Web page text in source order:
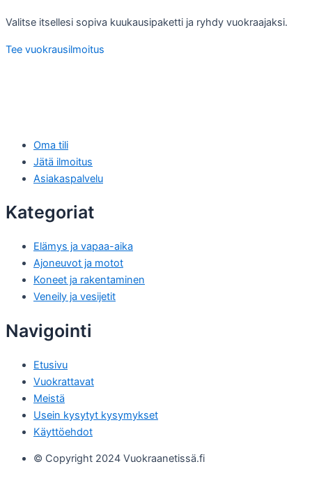
Valitse itsellesi sopiva kuukausipaketti ja ryhdy vuokraajaksi.
Tee vuokrausilmoitus
Oma tili
Jätä ilmoitus
Asiakaspalvelu
Kategoriat
Elämys ja vapaa-aika
Ajoneuvot ja motot
Koneet ja rakentaminen
Veneily ja vesijetit
Navigointi
Etusivu
Vuokrattavat
Meistä
Usein kysytyt kysymykset
Käyttöehdot
© Copyright 2024 Vuokraanetissä.fi